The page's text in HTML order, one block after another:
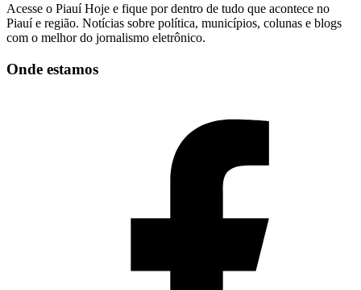
Acesse o Piauí Hoje e fique por dentro de tudo que acontece no
Piauí e região. Notícias sobre política, municípios, colunas e blogs
com o melhor do jornalismo eletrônico.
Onde estamos